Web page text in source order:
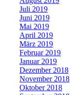
Juli 2019
Juni 2019
Mai 2019
April 2019
März 2019
Februar 2019
Januar 2019
Dezember 2018
November 2018
Oktober 2018